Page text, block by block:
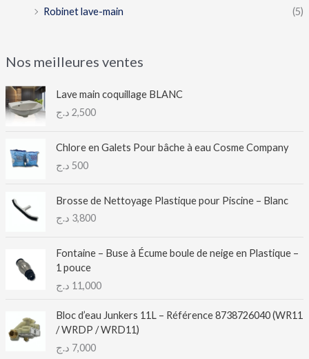
Robinet lave-main
(5)
Nos meilleures ventes
Lave main coquillage BLANC
2,500 د.ج
Chlore en Galets Pour bâche à eau Cosme Company
500 د.ج
Brosse de Nettoyage Plastique pour Piscine – Blanc
3,800 د.ج
Fontaine – Buse à Écume boule de neige en Plastique –
1 pouce
11,000 د.ج
Bloc d’eau Junkers 11L – Référence 8738726040 (WR11
/ WRDP / WRD11)
7,000 د.ج